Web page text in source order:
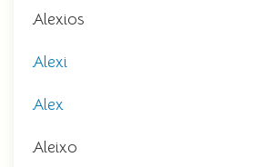
Alexios
Alexi
Alex
Aleixo